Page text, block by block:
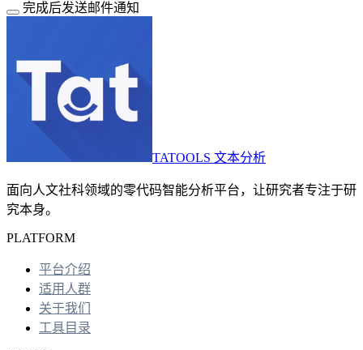
完成后发送邮件通知
TATOOLS 文本分析
面向人文社科领域的零代码智能分析平台，让研究者专注于研
究本身。
PLATFORM
平台介绍
适用人群
关于我们
工具目录